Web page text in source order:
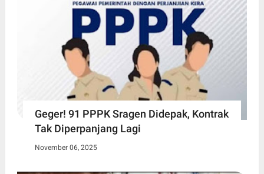
Geger! 91 PPPK Sragen Didepak, Kontrak
Tak Diperpanjang Lagi
November 06, 2025